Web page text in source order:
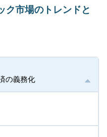
ク市場のトレンドと
の義務化